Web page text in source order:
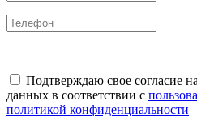
Подтверждаю свое согласие
данных в соответствии с
политикой конфиденциальности